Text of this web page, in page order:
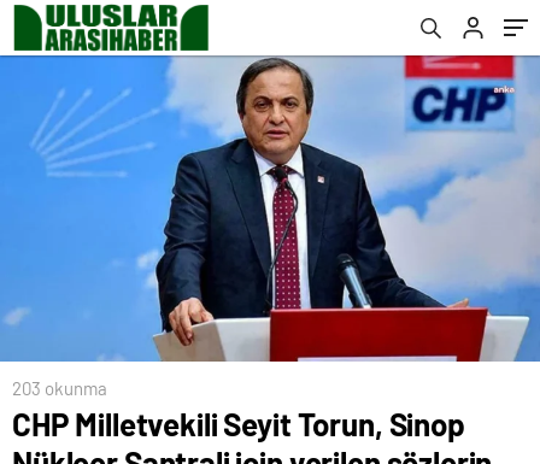
sordu
203 okunma
CHP Milletvekili Seyit Torun, Sinop